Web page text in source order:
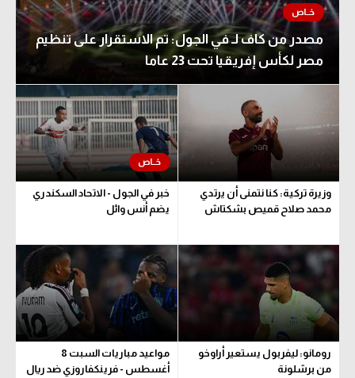
مصدر من كاف لـ في الجول: تم الاستقرار على تنظيم
مصر لكأس إفريقيا تحت 23 عاما
وزيرة تركية: كنا نتمنى أن يرتدي
محمد صلاح قميص بشكتاش
خبر في الجول - الاتحاد السكندري
يضم أنس وائل
رومانو: ليفربول يستعير أراوخو
من برشلونة
مواعيد مباريات السبت 8
أغسطس - فرينكفاروزي ضد ريال